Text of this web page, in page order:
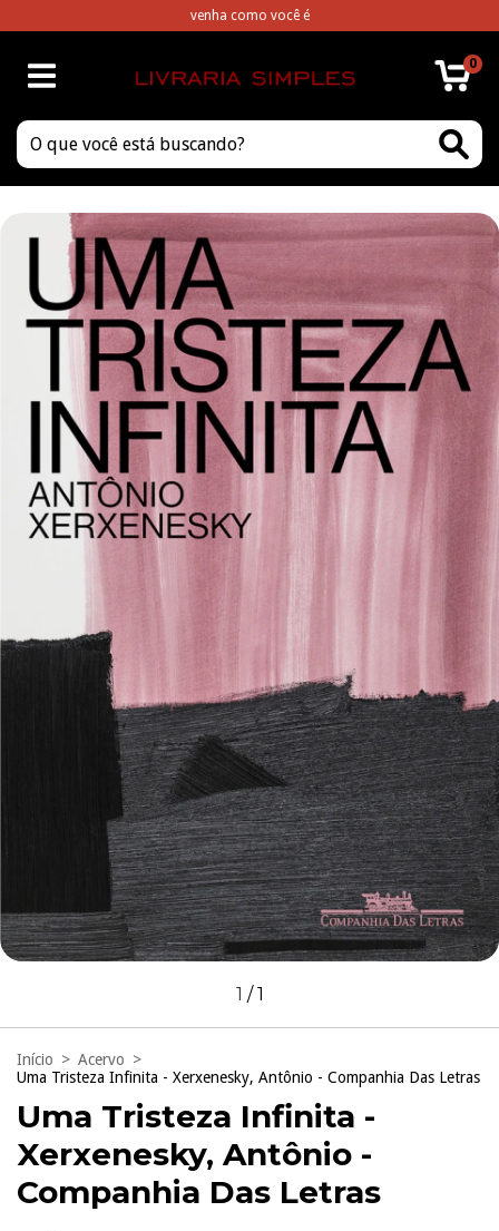
venha como você é
0
1 /1
Início > Acervo >
Uma Tristeza Infinita - Xerxenesky, Antônio - Companhia Das Letras
Uma Tristeza Infinita -
Xerxenesky, Antônio -
Companhia Das Letras